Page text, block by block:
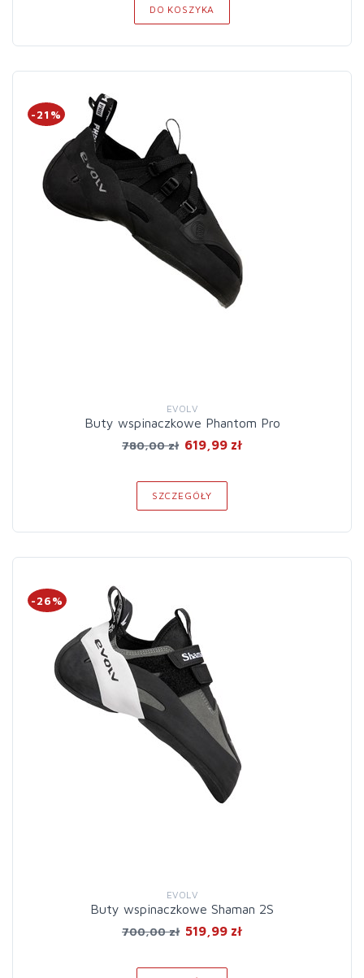
DO KOSZYKA
-21%
EVOLV
Buty wspinaczkowe Phantom Pro
780,00 zł 619,99 zł
SZCZEGÓŁY
-26%
EVOLV
Buty wspinaczkowe Shaman 2S
700,00 zł 519,99 zł